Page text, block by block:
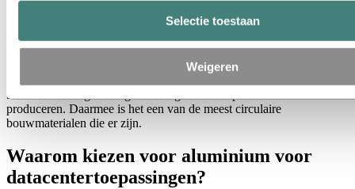
Selectie toestaan
Weigeren
In deze sector neemt de druk toe om de ecologische footprint van
hun faciliteiten te verkleinen, en dat gaat verder dan alleen
energieverbruik; het omvat ook de materialen die in de bouw
worden gebruikt. Aluminium is 100% recyclebaar zonder verlies
5% van de energie nodig die nodig is om het primaire metaal te
produceren. Daarmee is het een van de meest circulaire
bouwmaterialen die er zijn.
Waarom kiezen voor aluminium voor
datacentertoepassingen?